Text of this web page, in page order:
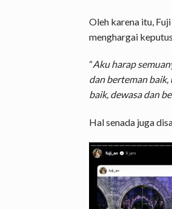
Oleh karena itu,
menghargai
“Aku harap
dan berteman
baik, dewasa dan
Hal senada juga